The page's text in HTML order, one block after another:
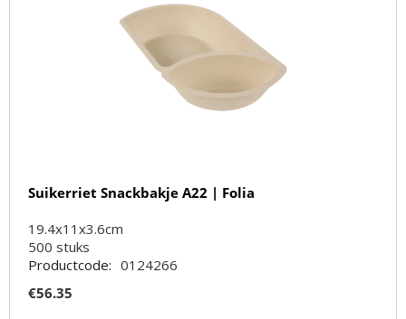
Suikerriet Snackbakje A22 | Folia
19.4x11x3.6cm
500 stuks
Productcode: 0124266
€56.35